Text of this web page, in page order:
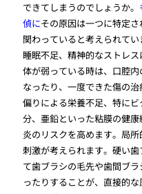
できてしまうのでしょうか。
偵にその原因は一つに特定
関わっていると考えられて
睡眠不足、精神的なストレ
体が弱っている時は、口腔
なったり、一度できた傷の
偏りによる栄養不足、特に
分、亜鉛といった粘膜の健
炎のリスクを高めます。局
刺激が考えられます。硬い
て歯ブラシの毛先や歯間ブ
ったりすることが、直接的